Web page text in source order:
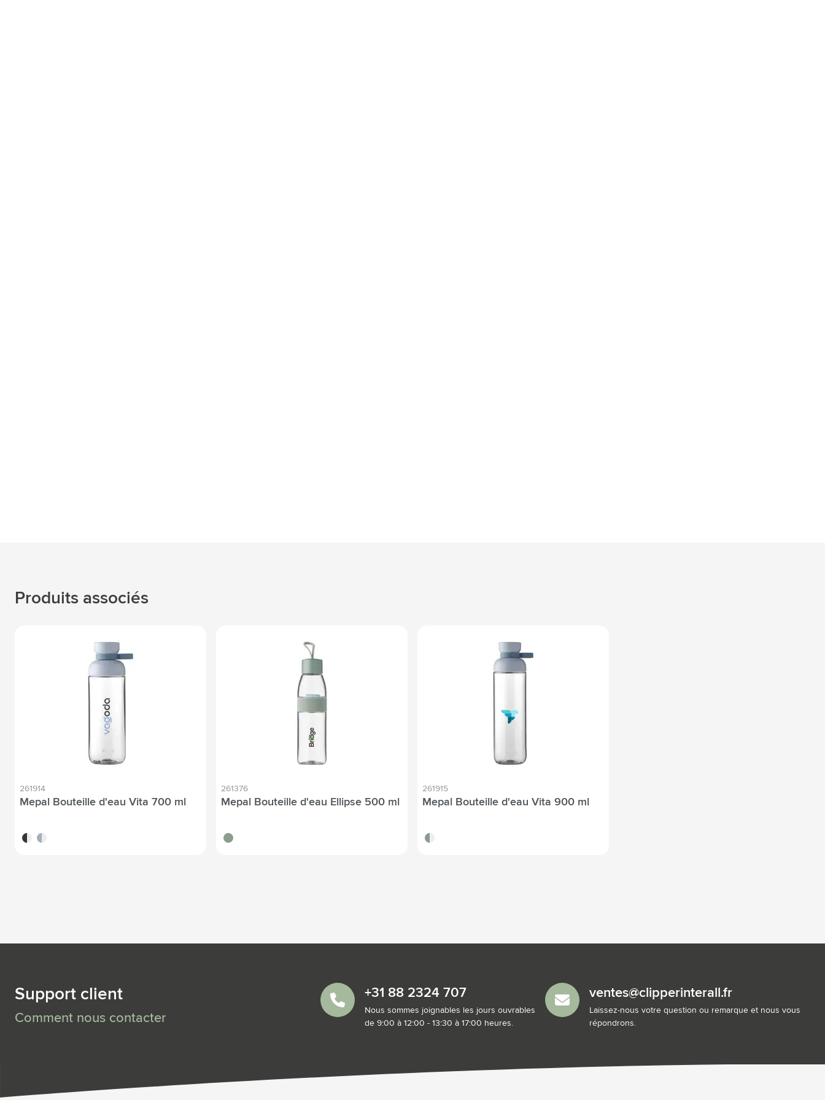
Produits associés
261914
Mepal Bouteille d'eau Vita 700 ml
noir bleu nordique
261376
Mepal Bouteille d'eau Ellipse 500 ml
vert tilleul
261915
Mepal Bouteille d'eau Vita 900 ml
vert tilleul
Support client
Comment nous contacter
+31 88 2324 707
Nous sommes joignables les jours ouvrables
de 9:00 à 12:00 - 13:30 à 17:00 heures.
ventes@clipperinterall.fr
Laissez-nous votre question ou remarque et nous vous
répondrons.